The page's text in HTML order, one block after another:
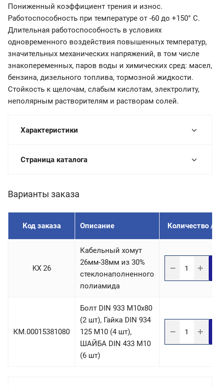
Пониженный коэффициент трения и износ.
Работоспособность при температуре от -60 до +150° С.
Длительная работоспособность в условиях
одновременного воздействия повышенных температур,
значительных механических напряжений, в том числе
знакопеременных, паров воды и химических сред: масел,
бензина, дизельного топлива, тормозной жидкости.
Стойкость к щелочам, слабым кислотам, электролиту,
неполярным растворителям и растворам солей.
Характеристики
Страница каталога
Варианты заказа
Код заказа Описание Количество /
KX 26
Кабельный хомут
26мм-38мм из 30%
стеклонаполненного
полиамида
КМ.00015381080
Болт DIN 933 М10х80
(2 шт), Гайка DIN 934
125 М10 (4 шт),
ШАЙБА DIN 433 М10
(6 шт)